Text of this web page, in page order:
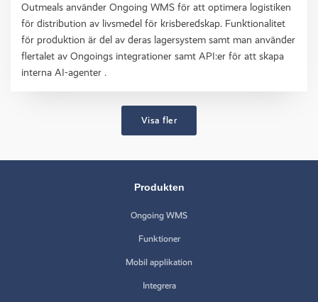
Outmeals använder Ongoing WMS för att optimera logistiken
för distribution av livsmedel för krisberedskap. Funktionalitet
för produktion är del av deras lagersystem samt man använder
flertalet av Ongoings integrationer samt API:er för att skapa
interna AI-agenter .
Visa fler
Produkten
Ongoing WMS
Funktioner
Mobil applikation
Integrera